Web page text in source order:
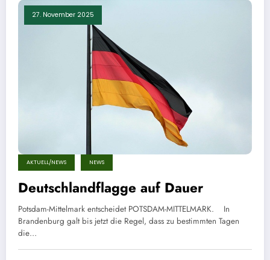
27. November 2025
AKTUELL/NEWS NEWS
Deutschlandflagge auf Dauer
Potsdam-Mittelmark entscheidet POTSDAM-MITTELMARK. In
Brandenburg galt bis jetzt die Regel, dass zu bestimmten Tagen
die…